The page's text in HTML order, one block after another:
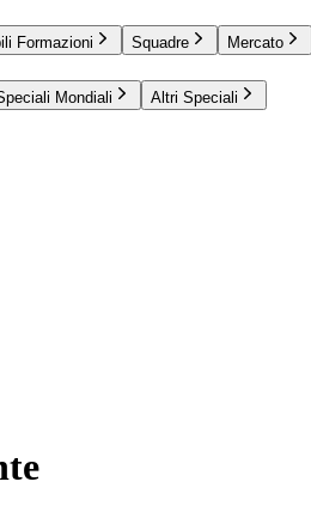
Formazioni Squadre Mercato
Mondiali Altri Speciali